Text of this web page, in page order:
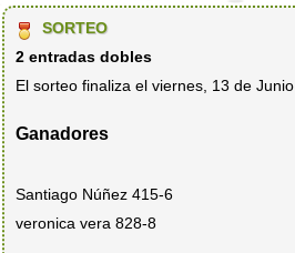
SORTEO
2 entradas dobles
El sorteo finaliza el viernes, 13 de Junio
Ganadores
Santiago Núñez 415-6
veronica vera 828-8